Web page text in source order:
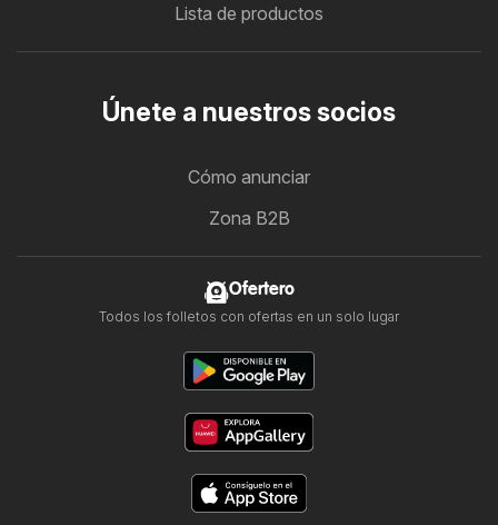
Lista de productos
Únete a nuestros socios
Cómo anunciar
Zona B2B
Ofertero
Todos los folletos con ofertas en un solo lugar